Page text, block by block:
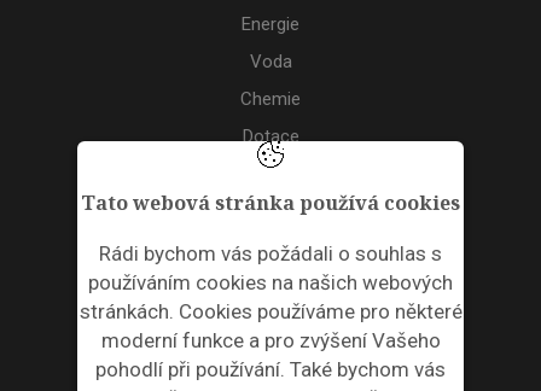
Tato webová stránka používá cookies
Rádi bychom vás požádali o souhlas s
používáním cookies na našich webových
stránkách. Cookies používáme pro některé
moderní funkce a pro zvýšení Vašeho
pohodlí při používání. Také bychom vás
Energie
Voda
Chemie
Dotace
Akce
ODPADNÍ PLASTY
NEWSLETTER